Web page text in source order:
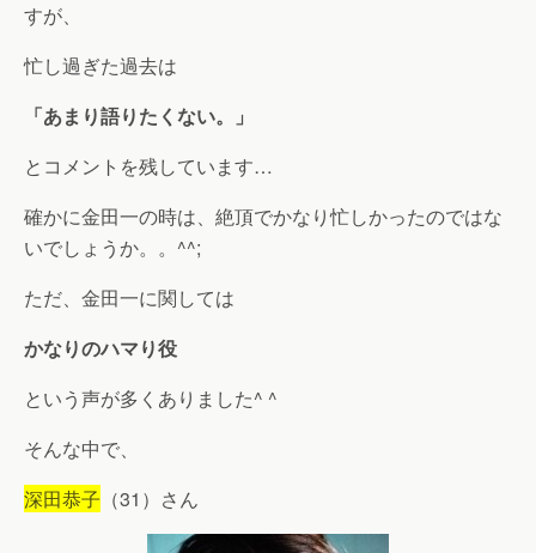
すが、
忙し過ぎた過去は
「あまり語りたくない。」
とコメントを残しています…
確かに金田一の時は、絶頂でかなり忙しかったのではな
いでしょうか。。^^;
ただ、金田一に関しては
かなりのハマり役
という声が多くありました^ ^
そんな中で、
深田恭子 （31）さん